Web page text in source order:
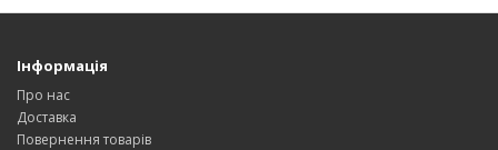
Інформація
Про нас
Доставка
Повернення товарів